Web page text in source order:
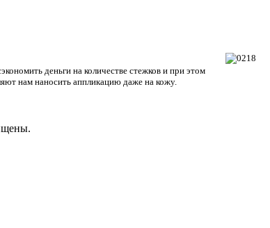
деньги на количестве стежков и при этом
нам наносить аппликацию даже на кожу.